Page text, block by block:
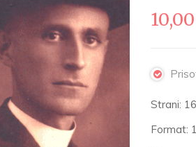
10,00
Strani:
Format: